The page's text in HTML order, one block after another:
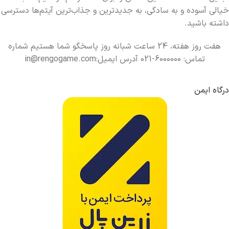
خیالی آسوده و به سادگی، به جدیدترین و جذاب‌ترین آیتم‌ها دسترسی
داشته باشید.
هفت روز هفته، 24 ساعت شبانه روز پاسخگو شما هستیم شماره
تماس: 6000000-021 آدرس ایمیل:in@rengogame.com
درگاه ایمن